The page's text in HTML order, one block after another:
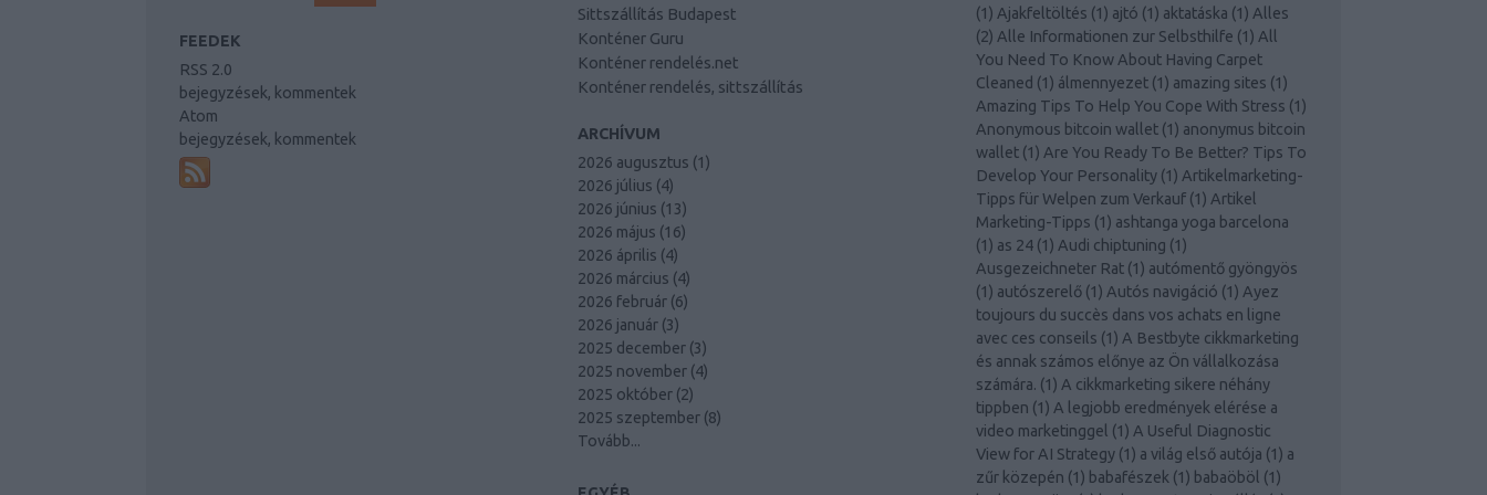
FEEDEK
RSS 2.0
bejegyzések, kommentek
Atom
bejegyzések, kommentek
Sittszállítás Budapest
Konténer Guru
Konténer rendelés.net
Konténer rendelés, sittszállítás
ARCHÍVUM
2026 augusztus (1)
2026 július (4)
2026 június (13)
2026 május (16)
2026 április (4)
2026 március (4)
2026 február (6)
2026 január (3)
2025 december (3)
2025 november (4)
2025 október (2)
2025 szeptember (8)
Tovább...
(1) Ajakfeltöltés (1) ajtó (1) aktatáska (1) Alles
(2) Alle Informationen zur Selbsthilfe (1) All
You Need To Know About Having Carpet
Cleaned (1) álmennyezet (1) amazing sites (1)
Amazing Tips To Help You Cope With Stress (1)
Anonymous bitcoin wallet (1) anonymus bitcoin
wallet (1) Are You Ready To Be Better? Tips To
Develop Your Personality (1) Artikelmarketing-
Tipps für Welpen zum Verkauf (1) Artikel
Marketing-Tipps (1) ashtanga yoga barcelona
(1) as 24 (1) Audi chiptuning (1)
Ausgezeichneter Rat (1) autómentő gyöngyös
(1) autószerelő (1) Autós navigáció (1) Ayez
toujours du succès dans vos achats en ligne
avec ces conseils (1) A Bestbyte cikkmarketing
és annak számos előnye az Ön vállalkozása
számára. (1) A cikkmarketing sikere néhány
tippben (1) A legjobb eredmények elérése a
video marketinggel (1) A Useful Diagnostic
View for AI Strategy (1) a világ első autója (1) a
zűr közepén (1) babafészek (1) babaöböl (1)